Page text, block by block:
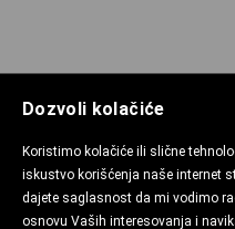
Dozvoli kolačiće
Koristimo kolačiće ili slične
iskustvo korišćenja naše internet
dajete saglasnost da mi vodimo
osnovu Vaših interesovanja i